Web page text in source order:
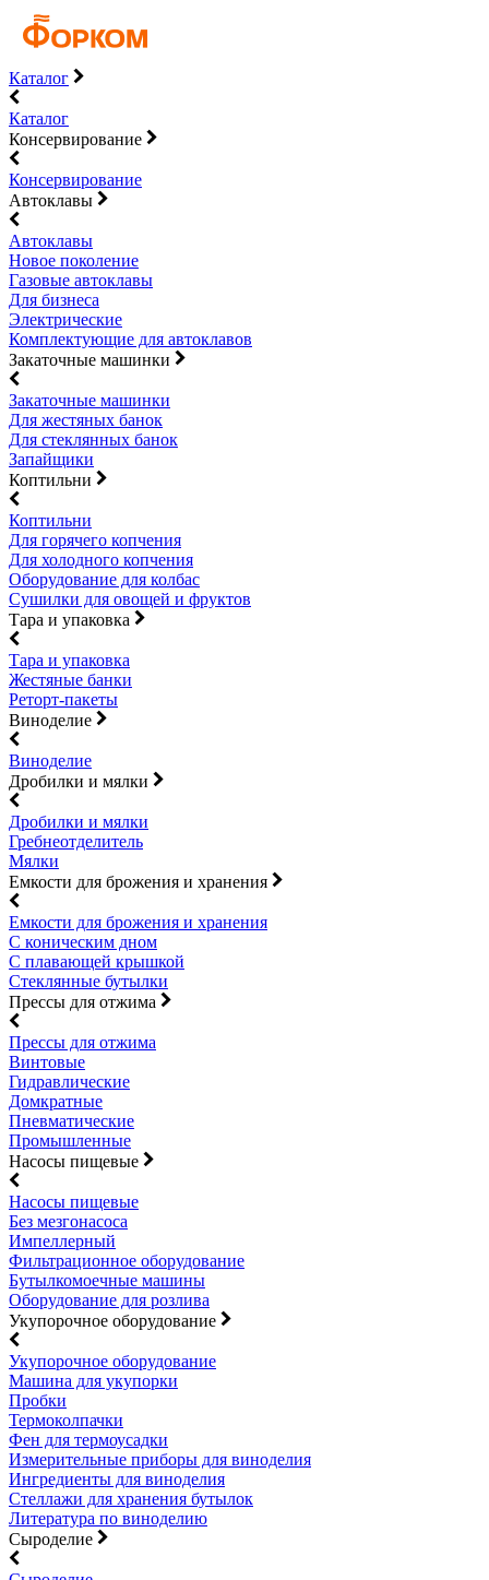
Каталог
Каталог
Консервирование
Консервирование
Автоклавы
Автоклавы
Новое поколение
Газовые автоклавы
Для бизнеса
Электрические
Комплектующие для автоклавов
Закаточные машинки
Закаточные машинки
Для жестяных банок
Для стеклянных банок
Запайщики
Коптильни
Коптильни
Для горячего копчения
Для холодного копчения
Оборудование для колбас
Сушилки для овощей и фруктов
Тара и упаковка
Тара и упаковка
Жестяные банки
Реторт-пакеты
Виноделие
Виноделие
Дробилки и мялки
Дробилки и мялки
Гребнеотделитель
Мялки
Емкости для брожения и хранения
Емкости для брожения и хранения
С коническим дном
С плавающей крышкой
Стеклянные бутылки
Прессы для отжима
Прессы для отжима
Винтовые
Гидравлические
Домкратные
Пневматические
Промышленные
Насосы пищевые
Насосы пищевые
Без мезгонасоса
Импеллерный
Фильтрационное оборудование
Бутылкомоечные машины
Оборудование для розлива
Укупорочное оборудование
Укупорочное оборудование
Машина для укупорки
Пробки
Термоколпачки
Фен для термоусадки
Измерительные приборы для виноделия
Ингредиенты для виноделия
Стеллажи для хранения бутылок
Литература по виноделию
Сыроделие